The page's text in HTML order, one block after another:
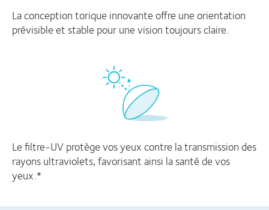
La conception torique innovante offre une orientation
prévisible et stable pour une vision toujours claire.
Le filtre-UV protège vos yeux contre la transmission des
rayons ultraviolets, favorisant ainsi la santé de vos
yeux.*